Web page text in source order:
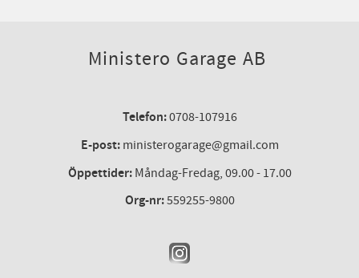
Ministero Garage AB
Telefon:0708-107916
E-post:ministerogarage@gmail.com
Öppettider:Måndag-Fredag, 09.00 - 17.00
Org-nr:559255-9800